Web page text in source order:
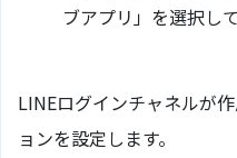
ブアプリ」を選択し
LINEログインチャネルが
ョンを設定します。